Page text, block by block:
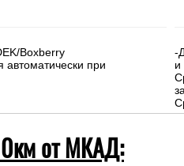
Boxberry
автоматически при
-
и
от МКАД: